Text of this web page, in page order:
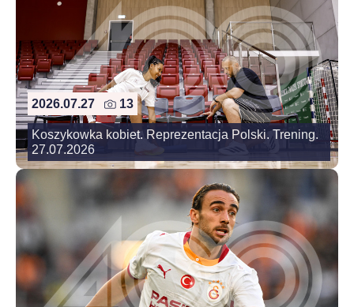
2026.07.27 13
Koszykowka kobiet. Reprezentacja Polski. Trening.
27.07.2026